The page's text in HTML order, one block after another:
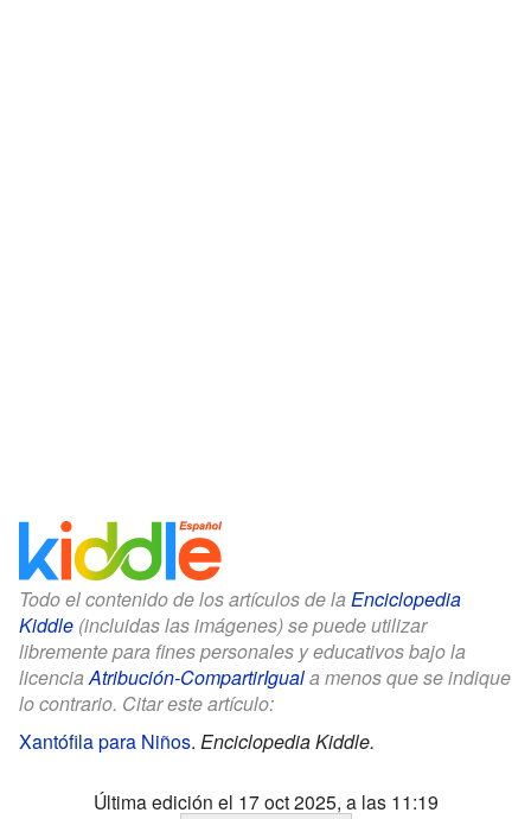
Todo el contenido de los artículos de la Enciclopedia
Kiddle (incluidas las imágenes) se puede utilizar
libremente para fines personales y educativos bajo la
licenciaAtribución-CompartirIguala menos que se indique
lo contrario. Citar este artículo:
Xantófila para Niños. Enciclopedia Kiddle.
Última edición el 17 oct 2025, a las 11:19